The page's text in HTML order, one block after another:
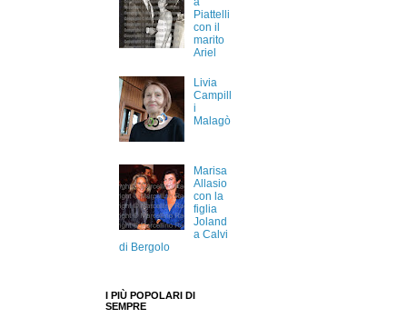
Piattelli
con il
marito
Ariel
Livia
Campill
i
Malagò
Marisa
Allasio
con la
figlia
Joland
a Calvi
di Bergolo
I PIÙ POPOLARI DI
SEMPRE